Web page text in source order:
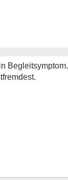
Begleitsymptom.